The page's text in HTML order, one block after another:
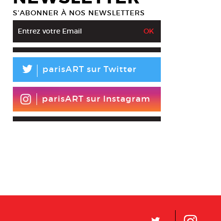
S’ABONNER À NOS NEWSLETTERS
L parisART sur Twitter
parisART sur Instagram